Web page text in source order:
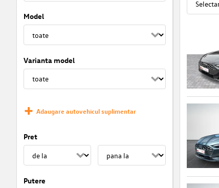
Model
Varianta model
Adaugare autovehicul suplimentar
Pret
Putere